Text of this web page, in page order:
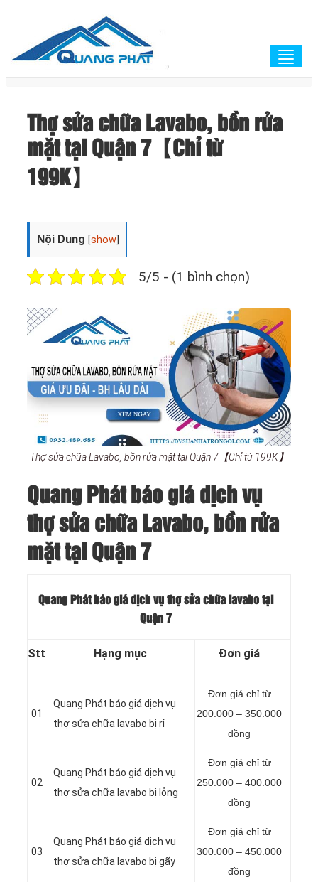
Thợ sửa chữa Lavabo, bồn rửa
mặt tại Quận 7【Chỉ từ
199K】
Nội Dung [show
5/5 - (1 bình chọn)
Thợ sửa chữa Lavabo, bồn rửa mặt tại Quận 7【Chỉ từ 199K】
Quang Phát báo giá dịch vụ
thợ sửa chữa Lavabo, bồn rửa
mặt tại Quận 7
Quang Phát báo giá dịch vụ thợ sửa chữa lavabo tại
Quận 7
Stt Hạng mục Đơn giá
01
Quang Phát báo giá dịch vụ
thợ sửa chữa lavabo bị rỉ
Đơn giá chỉ từ
200.000 – 350.000
đồng
02
Quang Phát báo giá dịch vụ
thợ sửa chữa lavabo bị lỏng
Đơn giá chỉ từ
250.000 – 400.000
đồng
03
Quang Phát báo giá dịch vụ
thợ sửa chữa lavabo bị gãy
Đơn giá chỉ từ
300.000 – 450.000
đồng